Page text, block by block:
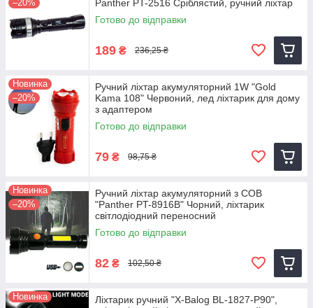
–20%
Panther PT-2516 Сріблястий, ручний ліхтар
Готово до відправки
189 ₴ 236,25 ₴
Новинка
–20%
Ручний ліхтар акумуляторний 1W "Gold
Kama 108" Червоний, лед ліхтарик для дому
з адаптером
Готово до відправки
79 ₴ 98,75 ₴
Новинка
–20%
Ручний ліхтар акумуляторний з COB
"Panther PT-8916B" Чорний, ліхтарик
світлодіодний переносний
Готово до відправки
82 ₴ 102,50 ₴
Новинка
Ліхтарик ручний "X-Balog BL-1827-P90",